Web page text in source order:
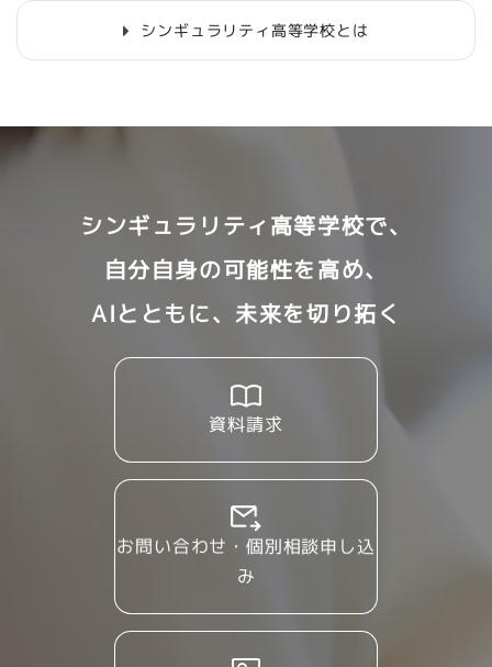
シンギュラリティ高等学校とは
シンギュラリティ高等学校で、
自分自身の可能性を高め、
AIとともに、未来を切り拓く
資料請求
お問い合わせ・個別相談申し込
み